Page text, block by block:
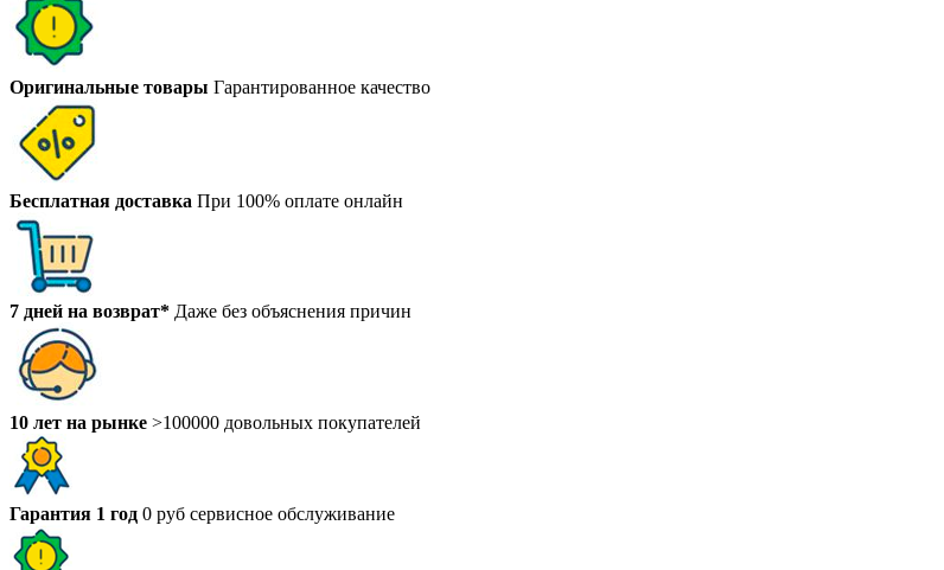
Оригинальные товары Гарантированное качество
Бесплатная доставка При 100% оплате онлайн
7 дней на возврат* Даже без объяснения причин
10 лет на рынке >100000 довольных покупателей
Гарантия 1 год 0 руб сервисное обслуживание